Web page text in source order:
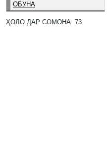
ОБУНА
ҲОЛО ДАР СОМОНА: 73